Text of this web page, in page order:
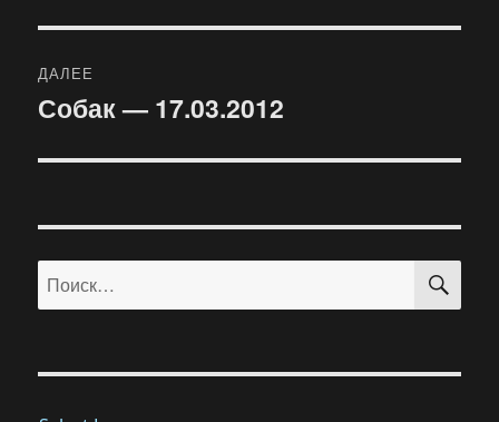
ДАЛЕЕ
Следующая
Собак — 17.03.2012
Искать: